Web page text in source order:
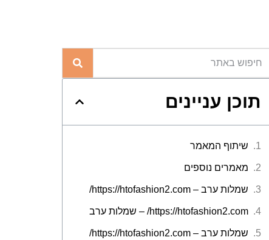
תוכן עניינים
שיתוף המאמר
מאמרים נוספים
שמלות ערב – https://htofashion2.com/
https://htofashion2.com/ – שמלות ערב
שמלות ערב – https://htofashion2.com/